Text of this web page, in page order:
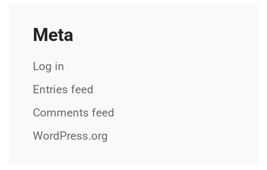
Meta
Log in
Entries feed
Comments feed
WordPress.org